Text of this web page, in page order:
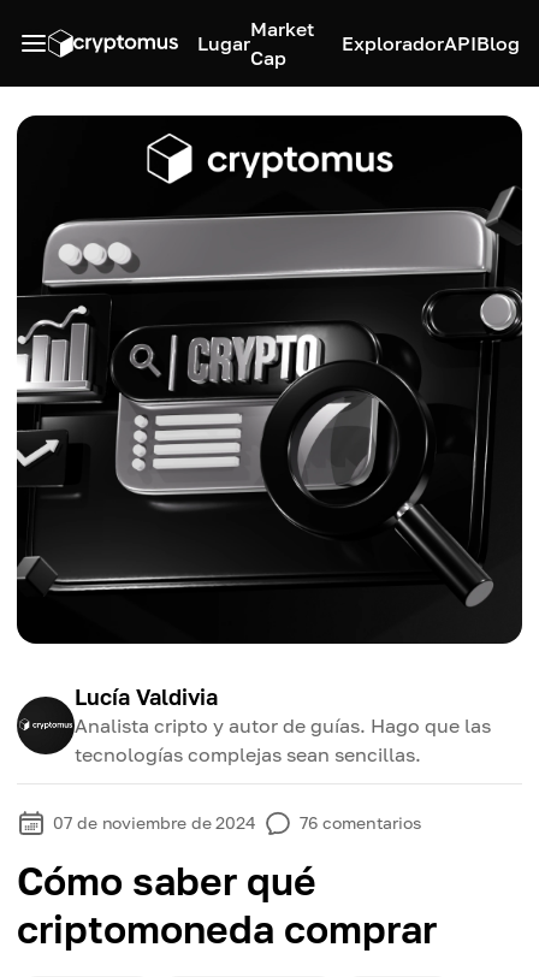
Lugar
Market
Cap
ExploradorAPIBlog
Lucía Valdivia
Analista cripto y autor de guías. Hago que las
tecnologías complejas sean sencillas.
07 de noviembre de 2024 76 comentarios
Cómo saber qué
criptomoneda comprar